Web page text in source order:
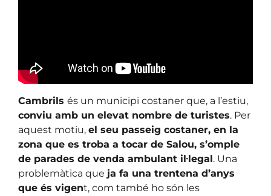
Cambrils és un municipi costaner que, a l’estiu,
conviu amb un elevat nombre de turistes. Per
aquest motiu, el seu passeig costaner, en la
zona que es troba a tocar de Salou, s’omple
de parades de venda ambulant il·legal. Una
problemàtica que ja fa una trentena d’anys
que és vigent, com també ho són les